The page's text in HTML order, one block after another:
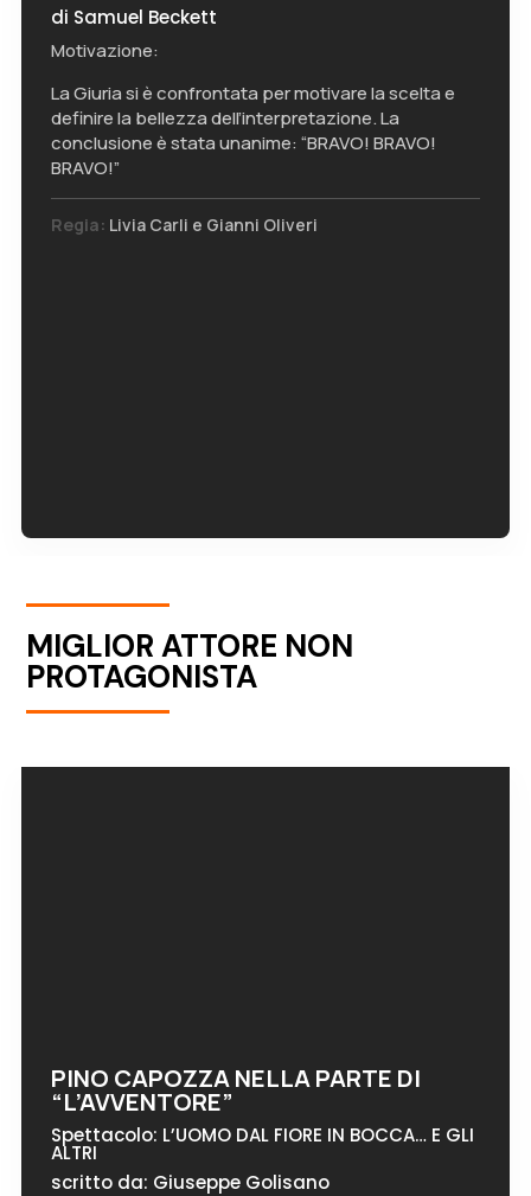
di Samuel Beckett
Motivazione:
La Giuria si è confrontata per motivare la scelta e
definire la bellezza dell’interpretazione. La
conclusione è stata unanime: “BRAVO! BRAVO!
BRAVO!”
Regia: Livia Carli e Gianni Oliveri
MIGLIOR ATTORE NON
PROTAGONISTA
PINO CAPOZZA NELLA PARTE DI
“L’AVVENTORE”
Spettacolo: L’UOMO DAL FIORE IN BOCCA… E GLI
ALTRI
scritto da: Giuseppe Golisano